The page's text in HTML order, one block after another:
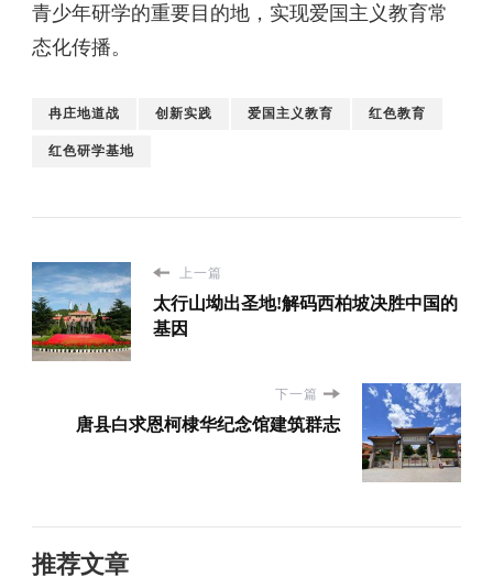
青少年研学的重要目的地，实现爱国主义教育常
态化传播。
冉庄地道战 创新实践 爱国主义教育 红色教育
红色研学基地
上一篇
太行山坳出圣地!解码西柏坡决胜中国的
基因
下一篇
唐县白求恩柯棣华纪念馆建筑群志
推荐文章